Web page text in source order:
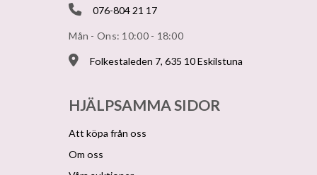
076-804 21 17
Mån - Ons: 10:00 - 18:00
Folkestaleden 7, 635 10 Eskilstuna
HJÄLPSAMMA SIDOR
Att köpa från oss
Om oss